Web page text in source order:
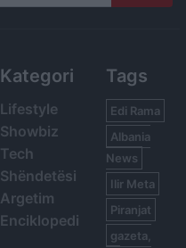
Kategori
Lifestyle
Showbiz
Tech
Shëndetësi
Argetim
Enciklopedi
Tags
Edi Rama
Albania
News
Ilir Meta
Piranjat
gazeta,